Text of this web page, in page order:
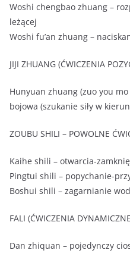
Woshi chengbao zhuang –
leżącej
Woshi fu’an zhuang –
JIJI ZHUANG (ĆWICZENIA
Hunyuan zhuang (zuo you
bojowa (szukanie siły w
ZOUBU SHILI – POWOLNE
Kaihe shili – otwarcia-
Pingtui shili – popychanie-
Boshui shili – zagarnianie
FALI (ĆWICZENIA
Dan zhiquan – pojedynczy